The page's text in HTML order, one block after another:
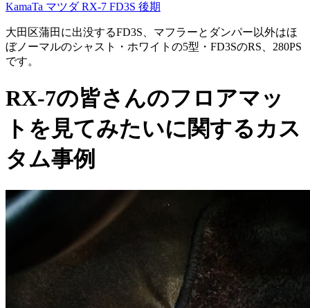
KamaTa マツダ RX-7 FD3S 後期
大田区蒲田に出没するFD3S、マフラーとダンパー以外はほ
ぼノーマルのシャスト・ホワイトの5型・FD3SのRS、280PS
です。
RX-7の皆さんのフロアマッ
トを見てみたいに関するカス
タム事例